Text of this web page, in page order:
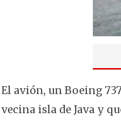
El avión, un Boeing
vecina isla de Java y